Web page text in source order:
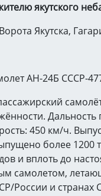
якутского
Якутска,
АН-24Б СССР-
Дальность
450 км/ч.
более 1200
и вплоть до
самолетом,
России и странах